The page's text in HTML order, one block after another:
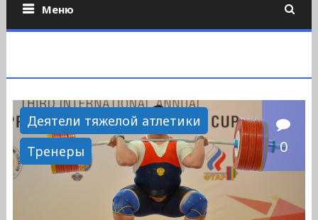
Меню
Деятели тяжелой атлетики
Тренеры
0